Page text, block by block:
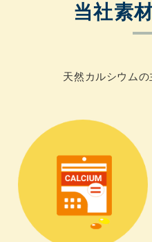
当社素
天然カルシウム